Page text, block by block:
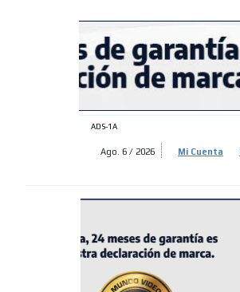
ADS-1A
Ago. 6 / 2026 Mi Cuenta